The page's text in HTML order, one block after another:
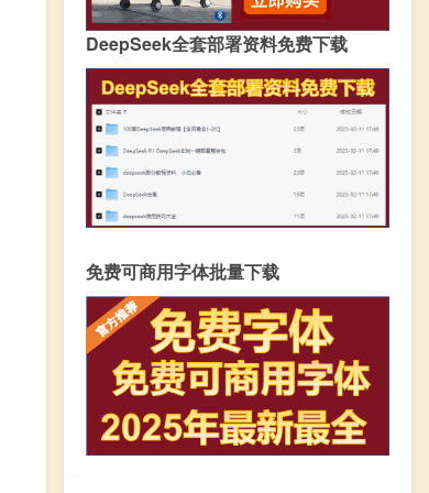
DeepSeek全套部署资料免费下载
免费可商用字体批量下载